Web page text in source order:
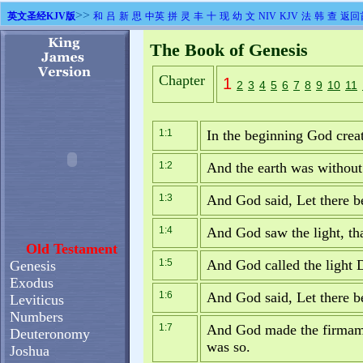
英文圣经KJV版>> 和 吕 新 思 中英 拼 灵 丰 十 现 幼 文 NIV KJV 法 韩 查 返回